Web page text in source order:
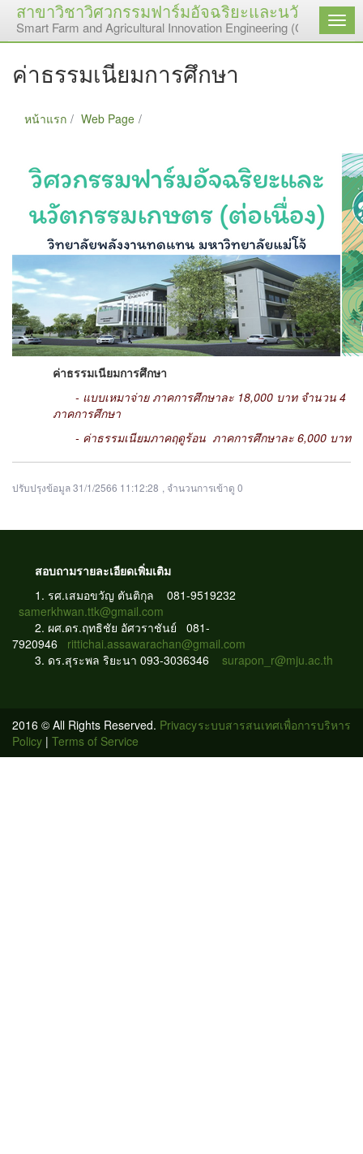
สาขาวิชาวิศวกรรมฟาร์มอัจฉริยะและนวัตกรรมเ
Smart Farm and Agricultural Innovation Engineering (Continuing
เมนู
ค่าธรรมเนียมการศึกษา
หน้าแรก Web Page
ค่าธรรมเนียมการศึกษา
- แบบเหมาจ่าย ภาคการศึกษาละ 18,000 บาท จำนวน 4
ภาคการศึกษา
- ค่าธรรมเนียมภาคฤดูร้อน ภาคการศึกษาละ 6,000 บาท
ปรับปรุงข้อมูล 31/1/2566 11:12:28 , จำนวนการเข้าดู 0
สอบถามรายละเอียดเพิ่มเติม
1. รศ.เสมอขวัญ ตันติกุล 081-9519232
samerkhwan.ttk@gmail.com
2. ผศ.ดร.ฤทธิชัย อัศวราชันย์ 081-
7920946
rittichai.assawarachan@gmail.com
3. ดร.สุระพล ริยะนา 093-3036346
surapon_r@mju.ac.th
ระบบสารสนเทศเพื่อการบริหาร
2016 © All Rights Reserved. Privacy
Policy | Terms of Service